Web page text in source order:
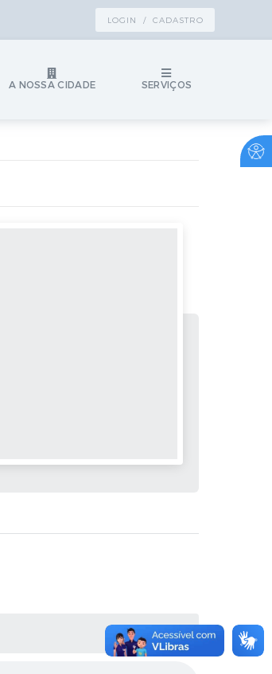
LOGIN / CADASTRO
A NOSSA CIDADE SERVIÇOS